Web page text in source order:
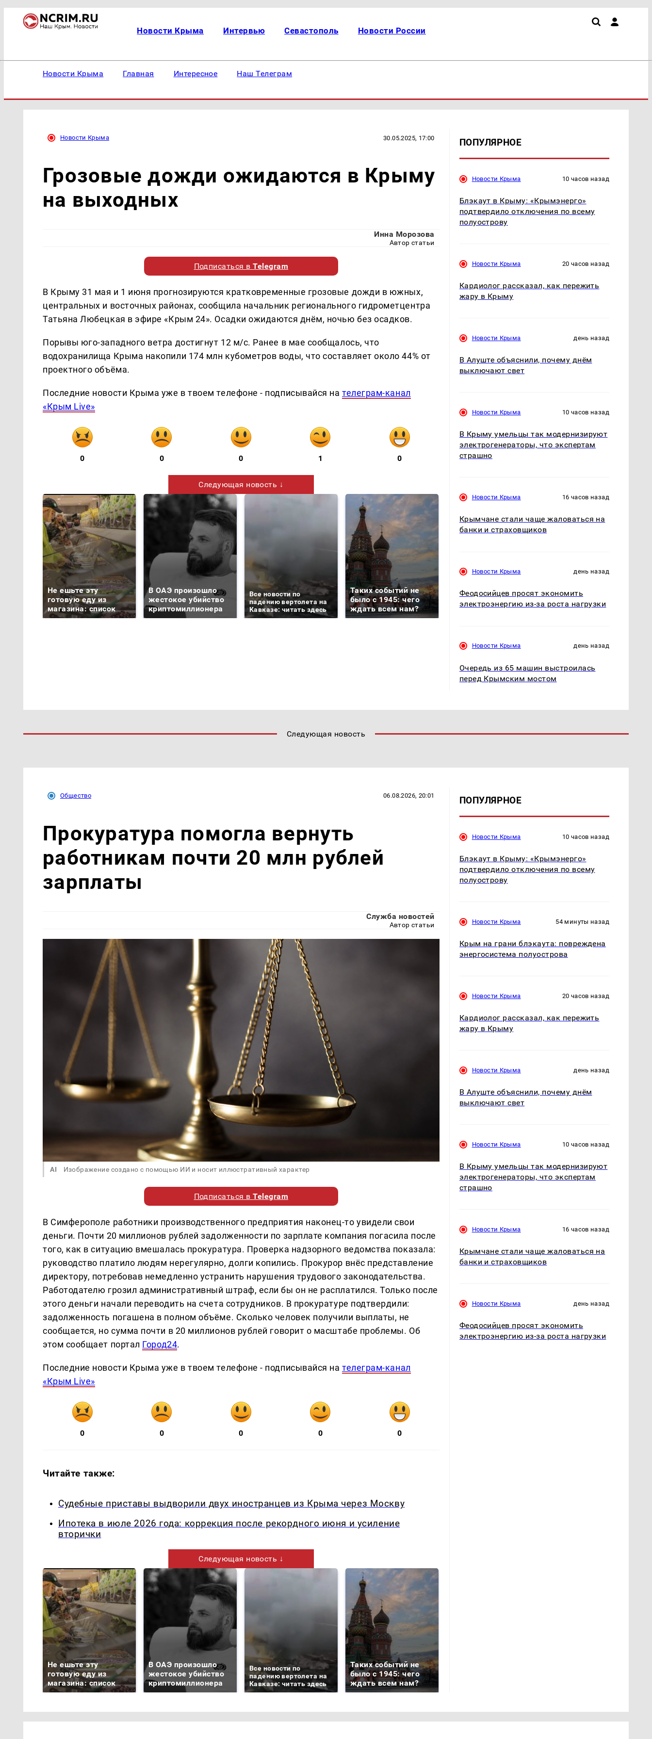
Новости Крыма Интервью Севастополь Новости России
Новости Крыма Главная Интересное Наш Телеграм
Новости Крыма 30.05.2025, 17:00
Грозовые дожди ожидаются в Крыму
на выходных
Инна Морозова
Автор статьи
Подписаться вTelegram
В Крыму 31 мая и 1 июня прогнозируются кратковременные грозовые дожди в южных,
центральных и восточных районах, сообщила начальник регионального гидрометцентра
Татьяна Любецкая в эфире «Крым 24». Осадки ожидаются днём, ночью без осадков.
Порывы юго-западного ветра достигнут 12 м/с. Ранее в мае сообщалось, что
водохранилища Крыма накопили 174 млн кубометров воды, что составляет около 44% от
проектного объёма.
Последние новости Крыма уже в твоем телефоне - подписывайся нателеграм-канал
«Крым Live»
0 0 0 1 0
Следующая новость ↓
Не ешьте эту
готовую еду из
магазина: список
В ОАЭ произошло
жестокое убийство
криптомиллионера
Все новости по
падению вертолета на
Кавказе: читать здесь
Таких событий не
было с 1945: чего
ждать всем нам?
В магазинах России
ажиотаж из-за этого
продукта: что купить?
полицейскую
машину напали и
подожгли.
ПОПУЛЯРНОЕ
Новости Крыма 10 часов назад
Блэкаут в Крыму: «Крымэнерго»
подтвердило отключения по всему
полуострову
Новости Крыма 20 часов назад
Кардиолог рассказал, как пережить
жару в Крыму
Новости Крыма день назад
В Алуште объяснили, почему днём
выключают свет
Новости Крыма 10 часов назад
В Крыму умельцы так модернизируют
электрогенераторы, что экспертам
страшно
Новости Крыма 16 часов назад
Крымчане стали чаще жаловаться на
банки и страховщиков
Новости Крыма день назад
Феодосийцев просят экономить
электроэнергию из-за роста нагрузки
Новости Крыма день назад
Очередь из 65 машин выстроилась
перед Крымским мостом
Следующая новость
Общество 06.08.2026, 20:01
Прокуратура помогла вернуть
работникам почти 20 млн рублей
зарплаты
Служба новостей
Автор статьи
AI Изображение создано с помощью ИИ и носит иллюстративный характер
Подписаться вTelegram
В Симферополе работники производственного предприятия наконец-то увидели свои
деньги. Почти 20 миллионов рублей задолженности по зарплате компания погасила после
того, как в ситуацию вмешалась прокуратура. Проверка надзорного ведомства показала:
руководство платило людям нерегулярно, долги копились. Прокурор внёс представление
директору, потребовав немедленно устранить нарушения трудового законодательства.
Работодателю грозил административный штраф, если бы он не расплатился. Только после
этого деньги начали переводить на счета сотрудников. В прокуратуре подтвердили:
задолженность погашена в полном объёме. Сколько человек получили выплаты, не
сообщается, но сумма почти в 20 миллионов рублей говорит о масштабе проблемы. Об
этом сообщает портал Город24.
Последние новости Крыма уже в твоем телефоне - подписывайся нателеграм-канал
«Крым Live»
0 0 0 0 0
Читайте также:
Судебные приставы выдворили двух иностранцев из Крыма через Москву
Ипотека в июле 2026 года: коррекция после рекордного июня и усиление
вторички
Следующая новость ↓
Не ешьте эту
готовую еду из
магазина: список
В ОАЭ произошло
жестокое убийство
криптомиллионера
Все новости по
падению вертолета на
Кавказе: читать здесь
Таких событий не
было с 1945: чего
ждать всем нам?
ПОПУЛЯРНОЕ
Новости Крыма 10 часов назад
Блэкаут в Крыму: «Крымэнерго»
подтвердило отключения по всему
полуострову
Новости Крыма 54 минуты назад
Крым на грани блэкаута: повреждена
энергосистема полуострова
Новости Крыма 20 часов назад
Кардиолог рассказал, как пережить
жару в Крыму
Новости Крыма день назад
В Алуште объяснили, почему днём
выключают свет
Новости Крыма 10 часов назад
В Крыму умельцы так модернизируют
электрогенераторы, что экспертам
страшно
Новости Крыма 16 часов назад
Крымчане стали чаще жаловаться на
банки и страховщиков
Новости Крыма день назад
Феодосийцев просят экономить
электроэнергию из-за роста нагрузки